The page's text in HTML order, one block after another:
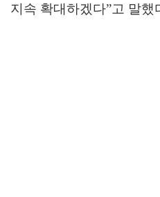
지속 확대하겠다”고 말했